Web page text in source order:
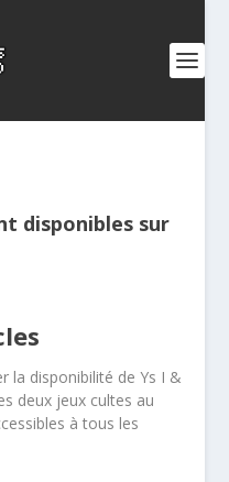
disponibles sur
la disponibilité de Ys I &
deux jeux cultes au
à tous les